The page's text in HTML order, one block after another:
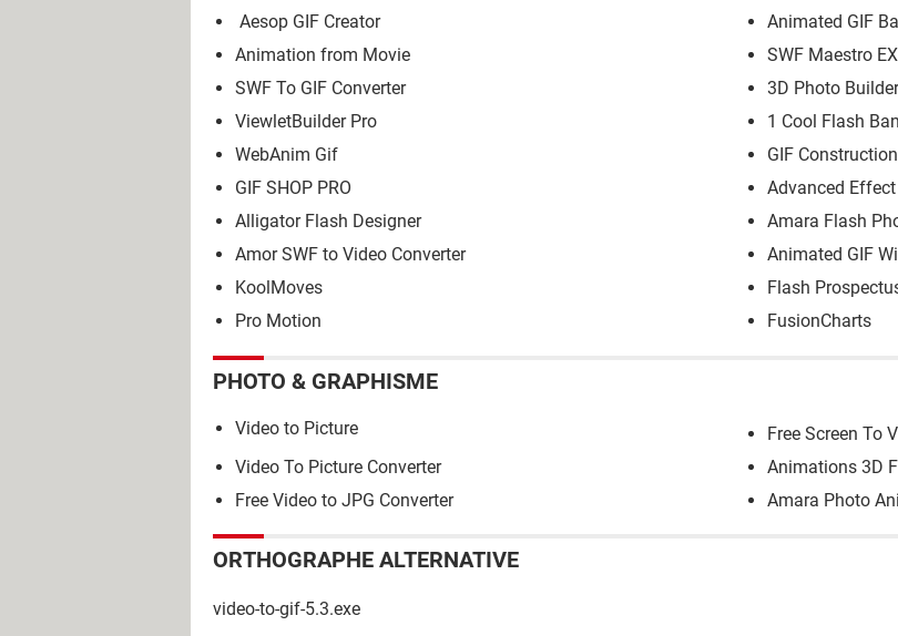
Aesop GIF Creator
Animated GIF
Animation from Movie
SWF Maestro
SWF To GIF Converter
3D Photo
ViewletBuilder Pro
1 Cool Flash
WebAnim Gif
GIF
GIF SHOP PRO
Advanced
Alligator Flash Designer
Amara Flash
Amor SWF to Video Converter
Animated GIF
KoolMoves
Flash
Pro Motion
FusionCharts
PHOTO & GRAPHISME
Video to Picture
Free Screen To
Video To Picture Converter
Animations 3D
Free Video to JPG Converter
Amara Photo
ORTHOGRAPHE ALTERNATIVE
video-to-gif-5.3.exe